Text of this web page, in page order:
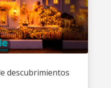
descubrimientos